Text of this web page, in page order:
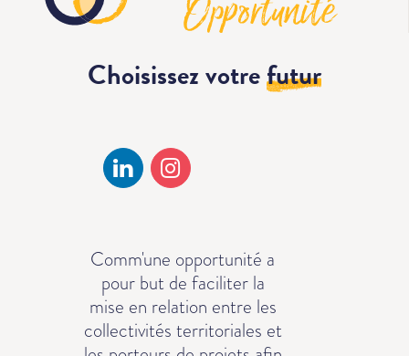
Choisissez votrefutur
Comm'une opportunité a
pour but de faciliter la
mise en relation entre les
collectivités territoriales et